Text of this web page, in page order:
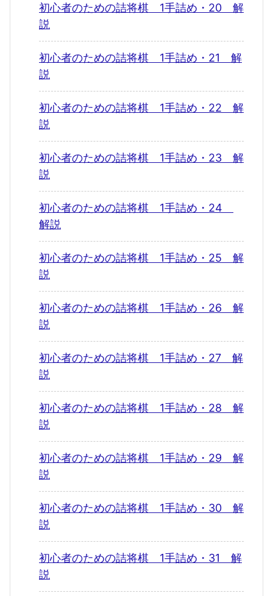
初心者のための詰将棋 1手詰め・20 解
説
初心者のための詰将棋 1手詰め・21 解
説
初心者のための詰将棋 1手詰め・22 解
説
初心者のための詰将棋 1手詰め・23 解
説
初心者のための詰将棋 1手詰め・24
解説
初心者のための詰将棋 1手詰め・25 解
説
初心者のための詰将棋 1手詰め・26 解
説
初心者のための詰将棋 1手詰め・27 解
説
初心者のための詰将棋 1手詰め・28 解
説
初心者のための詰将棋 1手詰め・29 解
説
初心者のための詰将棋 1手詰め・30 解
説
初心者のための詰将棋 1手詰め・31 解
説